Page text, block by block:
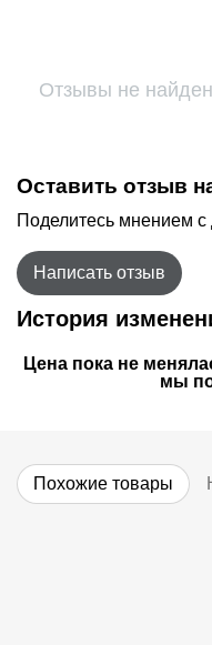
Отзывы не
Оставить отзыв
Поделитесь мнением с
Написать отзыв
История
Цена пока не
мы
Похожие товары